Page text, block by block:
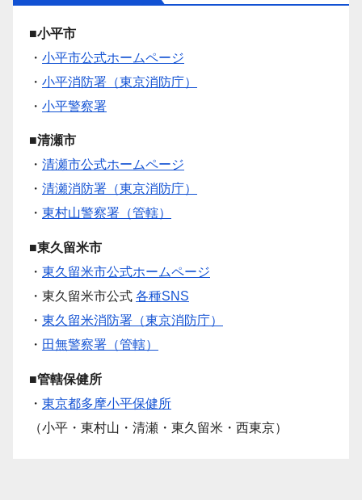
■小平市
・ 小平市公式ホームページ
・ 小平消防署（東京消防庁）
・ 小平警察署
■清瀬市
・ 清瀬市公式ホームページ
・ 清瀬消防署（東京消防庁）
・ 東村山警察署（管轄）
■東久留米市
・ 東久留米市公式ホームページ
・東久留米市公式 各種SNS
・ 東久留米消防署（東京消防庁）
・ 田無警察署（管轄）
■管轄保健所
・ 東京都多摩小平保健所
（小平・東村山・清瀬・東久留米・西東京）